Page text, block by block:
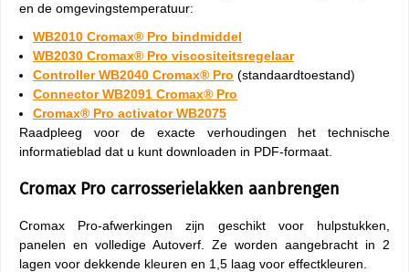
en de omgevingstemperatuur:
WB2010 Cromax® Pro bindmiddel
WB2030 Cromax® Pro viscositeitsregelaar
Controller WB2040 Cromax® Pro (standaardtoestand)
Connector WB2091 Cromax® Pro
Cromax® Pro activator WB2075
Raadpleeg voor de exacte verhoudingen het technische
informatieblad dat u kunt downloaden in PDF-formaat.
Cromax Pro carrosserielakken aanbrengen
Cromax Pro-afwerkingen zijn geschikt voor hulpstukken,
panelen en volledige Autoverf. Ze worden aangebracht in 2
lagen voor dekkende kleuren en 1,5 laag voor effectkleuren.